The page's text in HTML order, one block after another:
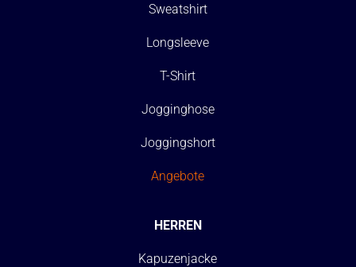
Sweatshirt
Longsleeve
T-Shirt
Jogginghose
Joggingshort
Angebote
HERREN
Kapuzenjacke